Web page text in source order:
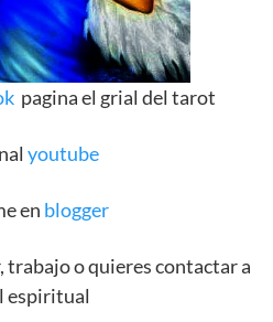
pagina el grial del tarot
youtube
en blogger
trabajo o quieres contactar a
espiritual